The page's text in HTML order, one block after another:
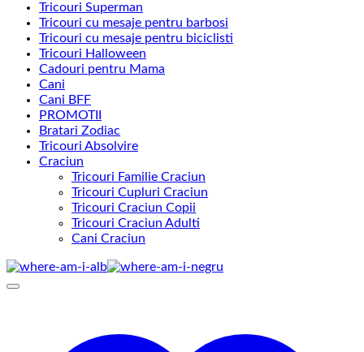
Tricouri Superman
Tricouri cu mesaje pentru barbosi
Tricouri cu mesaje pentru biciclisti
Tricouri Halloween
Cadouri pentru Mama
Cani
Cani BFF
PROMOTII
Bratari Zodiac
Tricouri Absolvire
Craciun
Tricouri Familie Craciun
Tricouri Cupluri Craciun
Tricouri Craciun Copii
Tricouri Craciun Adulti
Cani Craciun